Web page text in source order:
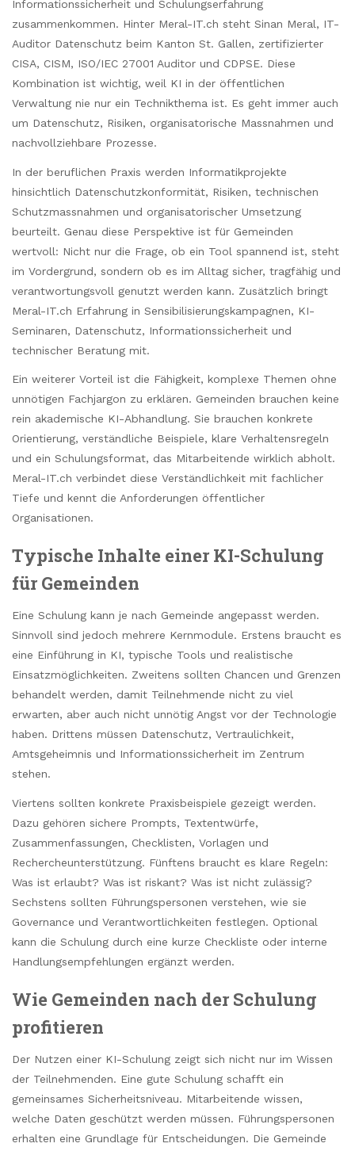
Informationssicherheit und Schulungserfahrung
zusammenkommen. Hinter Meral-IT.ch steht Sinan Meral, IT-
Auditor Datenschutz beim Kanton St. Gallen, zertifizierter
CISA, CISM, ISO/IEC 27001 Auditor und CDPSE. Diese
Kombination ist wichtig, weil KI in der öffentlichen
Verwaltung nie nur ein Technikthema ist. Es geht immer auch
um Datenschutz, Risiken, organisatorische Massnahmen und
nachvollziehbare Prozesse.
In der beruflichen Praxis werden Informatikprojekte
hinsichtlich Datenschutzkonformität, Risiken, technischen
Schutzmassnahmen und organisatorischer Umsetzung
beurteilt. Genau diese Perspektive ist für Gemeinden
wertvoll: Nicht nur die Frage, ob ein Tool spannend ist, steht
im Vordergrund, sondern ob es im Alltag sicher, tragfähig und
verantwortungsvoll genutzt werden kann. Zusätzlich bringt
Meral-IT.ch Erfahrung in Sensibilisierungskampagnen, KI-
Seminaren, Datenschutz, Informationssicherheit und
technischer Beratung mit.
Ein weiterer Vorteil ist die Fähigkeit, komplexe Themen ohne
unnötigen Fachjargon zu erklären. Gemeinden brauchen keine
rein akademische KI-Abhandlung. Sie brauchen konkrete
Orientierung, verständliche Beispiele, klare Verhaltensregeln
und ein Schulungsformat, das Mitarbeitende wirklich abholt.
Meral-IT.ch verbindet diese Verständlichkeit mit fachlicher
Tiefe und kennt die Anforderungen öffentlicher
Organisationen.
Typische Inhalte einer KI-Schulung
für Gemeinden
Eine Schulung kann je nach Gemeinde angepasst werden.
Sinnvoll sind jedoch mehrere Kernmodule. Erstens braucht es
eine Einführung in KI, typische Tools und realistische
Einsatzmöglichkeiten. Zweitens sollten Chancen und Grenzen
behandelt werden, damit Teilnehmende nicht zu viel
erwarten, aber auch nicht unnötig Angst vor der Technologie
haben. Drittens müssen Datenschutz, Vertraulichkeit,
Amtsgeheimnis und Informationssicherheit im Zentrum
stehen.
Viertens sollten konkrete Praxisbeispiele gezeigt werden.
Dazu gehören sichere Prompts, Textentwürfe,
Zusammenfassungen, Checklisten, Vorlagen und
Rechercheunterstützung. Fünftens braucht es klare Regeln:
Was ist erlaubt? Was ist riskant? Was ist nicht zulässig?
Sechstens sollten Führungspersonen verstehen, wie sie
Governance und Verantwortlichkeiten festlegen. Optional
kann die Schulung durch eine kurze Checkliste oder interne
Handlungsempfehlungen ergänzt werden.
Wie Gemeinden nach der Schulung
profitieren
Der Nutzen einer KI-Schulung zeigt sich nicht nur im Wissen
der Teilnehmenden. Eine gute Schulung schafft ein
gemeinsames Sicherheitsniveau. Mitarbeitende wissen,
welche Daten geschützt werden müssen. Führungspersonen
erhalten eine Grundlage für Entscheidungen. Die Gemeinde